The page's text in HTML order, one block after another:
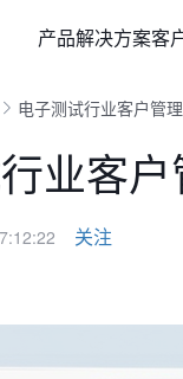
产品解决方案客
电子测试行业客户管
业客
关注